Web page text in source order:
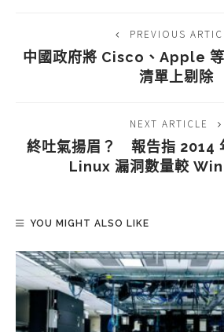
PREVIOUS
中國政府將 Cisco、Apple
清單上剔除
NEXT ARTICLE
終吐氣揚眉？ 報告指 2014
Linux 漏洞數量較
YOU MIGHT ALSO LIKE